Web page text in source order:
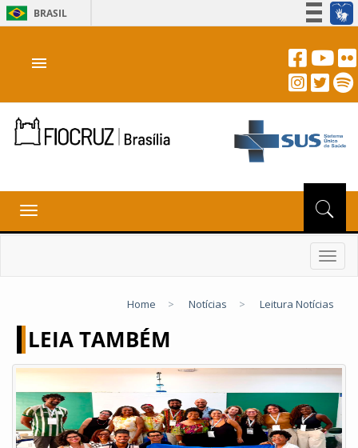
BRASIL
Acesso à informação
Canais
menu
Toggle
navigation
Home > Notícias > Leitura Notícias
LEIA TAMBÉM